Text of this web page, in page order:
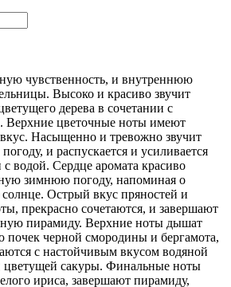
чувственность, и внутреннюю
Высоко и красиво звучит
дерева в сочетании с
Верхние цветочные ноты имеют
Насыщенно и тревожно звучит
и распускается и усиливается
водой. Сердце аромата красиво
зимнюю погоду, напоминая о
Острый вкус пряностей и
прекрасно сочетаются, и завершают
пирамиду. Верхние ноты дышат
почек черной смородины и бергамота,
с настойчивым вкусом водяной
цветущей сакуры. Финальные ноты
ириса, завершают пирамиду,